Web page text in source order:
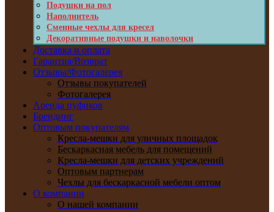
Подушки на пол
Наполнитель
Сменные чехлы для кресел
Декоративные подушки и наволочки
Доставка и оплата
Гарантия/Возврат
Отзывы/Фотогалерея
Отзывы покупателей
Фотогалерея
Аренда пуфиков
Брендинг
Оптовым покупателям
Кресла-мешки для уличных площадок
Бескаркасная мебель для помещений
Кресла-мешки для детских учреждений
Оптовым партнерам
Чехлы для бескаркасной мебели оптом
О компании
О нашей компании